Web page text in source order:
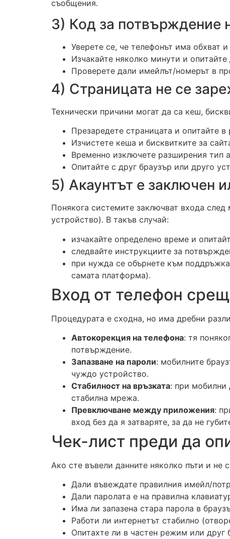
съобщения.
3) Код за потвърждение
Уверете се, че телефонът има обхват
Изчакайте няколко минути и
Проверете дали имейлът/номерът в
4) Страницата не се
Технически причини могат да са кеш,
Презаредете страницата и опитайте
Изчистете кеша и бисквитките за
Временно изключете разширения тип
Опитайте с друг браузър или друго
5) Акаунтът е заключен
Понякога системите заключват входа
устройство). В такъв случай:
изчакайте определено време и
следвайте инструкциите за
при нужда се обърнете към
самата платформа).
Вход от телефон
Процедурата е сходна, но има дребни
Автокорекция на телефона: тя
потвърждение.
Запазване на пароли: мобилните
чуждо устройство.
Стабилност на връзката: при мобилни
стабилна мрежа.
Превключване между приложения:
вход без да я затваряте, за да не
Чек-лист преди да
Ако сте въвели данните няколко пъти и не
Дали въвеждате правилния имейл/
Дали паролата е на правилна
Има ли запазена стара парола в
Работи ли интернетът стабилно
Опитахте ли в частен режим или друг